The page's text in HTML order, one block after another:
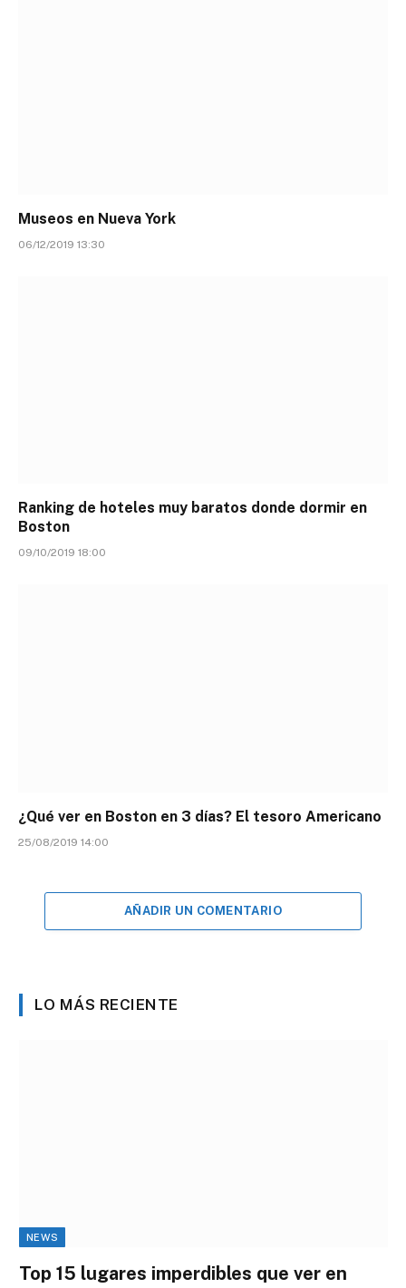
Museos en Nueva York
06/12/2019 13:30
Ranking de hoteles muy baratos donde dormir en
Boston
09/10/2019 18:00
¿Qué ver en Boston en 3 días? El tesoro Americano
25/08/2019 14:00
AÑADIR UN COMENTARIO
LO MÁS RECIENTE
NEWS
Top 15 lugares imperdibles que ver en